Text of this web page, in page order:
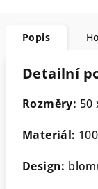
Popis
Detailní
Rozměry: 50
Materiál:
Design: